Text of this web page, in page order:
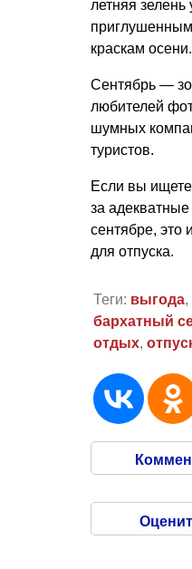
летняя зелень
краскам осени.
Сентябрь —
любителей
шумных
туристов.
Если вы
за
сентябре, это
для отпуска.
Теги: выгода,
бархатный
отдых,